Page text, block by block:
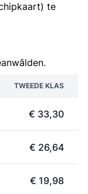
te
TWEEDE KLAS
€ 33,30
€ 26,64
€ 19,98